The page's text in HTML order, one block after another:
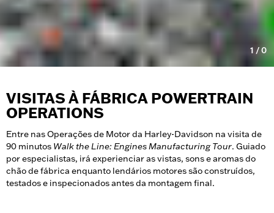
1 /0
VISITAS À FÁBRICA POWERTRAIN
OPERATIONS
Entre nas Operações de Motor da Harley-Davidson na visita de
90 minutos Walk the Line: Engines Manufacturing Tour. Guiado
por especialistas, irá experienciar as vistas, sons e aromas do
chão de fábrica enquanto lendários motores são construídos,
testados e inspecionados antes da montagem final.